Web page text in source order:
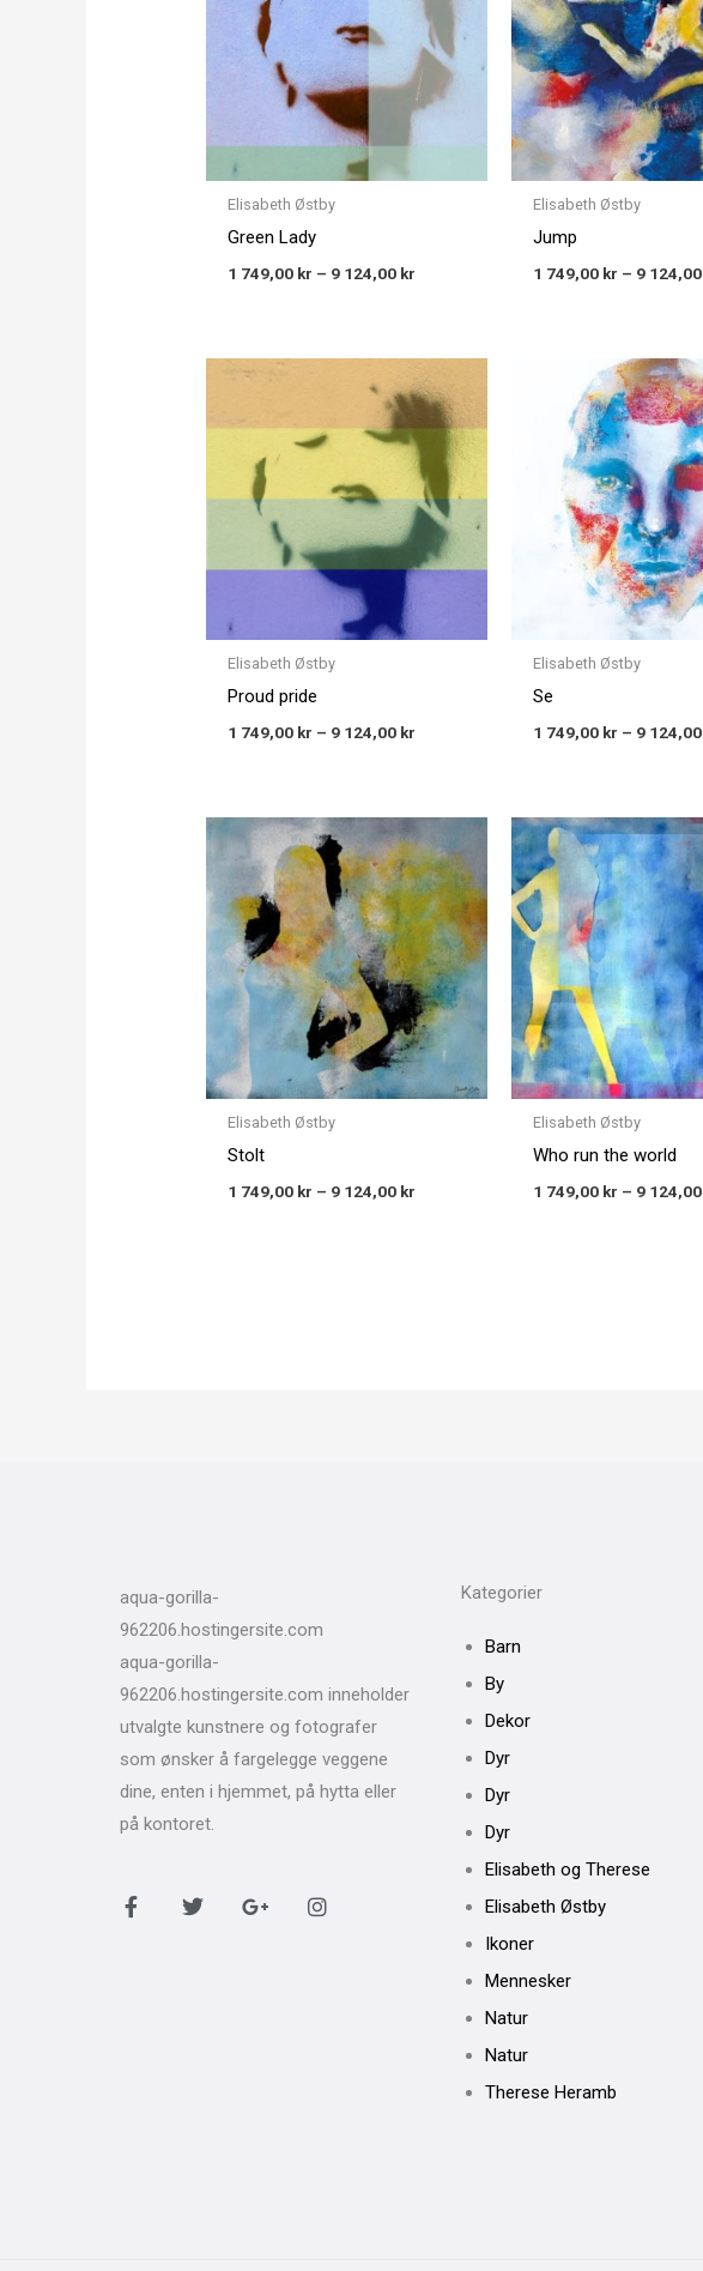
Elisabeth Østby
Green Lady
1 749,00 kr – 9 124,00 kr
Elisabeth Østby
Jump
1 749,00 kr – 9 124,00
Elisabeth Østby
Proud pride
1 749,00 kr – 9 124,00 kr
range:
1 749,00 kr
through
9 124,00 kr
Elisabeth Østby
Se
1 749,00 kr – 9 124,00
Elisabeth Østby
Stolt
1 749,00 kr – 9 124,00 kr
range:
1 749,00 kr
through
9 124,00 kr
Elisabeth Østby
Who run the world
1 749,00 kr – 9 124,00
aqua-gorilla-
962206.hostingersite.com
aqua-gorilla-
962206.hostingersite.com inneholder
utvalgte kunstnere og fotografer
som ønsker å fargelegge veggene
dine, enten i hjemmet, på hytta eller
på kontoret.
F
T
G
I
Kategorier
Barn
By
Dekor
Dyr
Dyr
Dyr
Elisabeth og Therese
Elisabeth Østby
Ikoner
Mennesker
Natur
Natur
Therese Heramb